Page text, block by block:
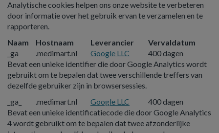
Analytische cookies helpen ons onze website te verbeteren
door informatie over het gebruik ervan te verzamelen en te
rapporteren.
Naam
Hostnaam Leverancier
Vervaldatum
_ga
.medimart.nl Google LLC
400 dagen
Bevat een unieke identifier die door Google Analytics wordt
gebruikt om te bepalen dat twee verschillende treffers van
dezelfde gebruiker zijn in browsersessies.
_ga_
.medimart.nl Google LLC
400 dagen
Bevat een unieke identificatiecode die door Google Analytics
4 wordt gebruikt om te bepalen dat twee afzonderlijke